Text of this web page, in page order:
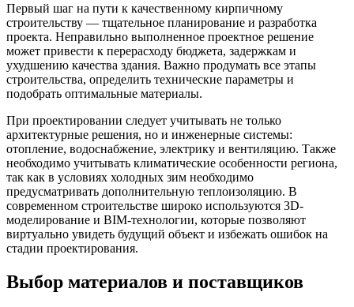
Первый шаг на пути к качественному кирпичному
строительству — тщательное планирование и разработка
проекта. Неправильно выполненное проектное решение
может привести к перерасходу бюджета, задержкам и
ухудшению качества здания. Важно продумать все этапы
строительства, определить технические параметры и
подобрать оптимальные материалы.
При проектировании следует учитывать не только
архитектурные решения, но и инженерные системы:
отопление, водоснабжение, электрику и вентиляцию. Также
необходимо учитывать климатические особенности региона,
так как в условиях холодных зим необходимо
предусматривать дополнительную теплоизоляцию. В
современном строительстве широко используются 3D-
моделирование и BIM-технологии, которые позволяют
виртуально увидеть будущий объект и избежать ошибок на
стадии проектирования.
Выбор материалов и поставщиков